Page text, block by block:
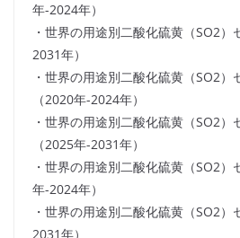
年-2024年）
・世界の用途別二酸化硫黄（SO2
2031年）
・世界の用途別二酸化硫黄（SO2
（2020年-2024年）
・世界の用途別二酸化硫黄（SO2
（2025年-2031年）
・世界の用途別二酸化硫黄（SO2
年-2024年）
・世界の用途別二酸化硫黄（SO2
2031年）